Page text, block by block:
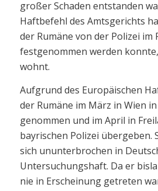
großer Schaden entstanden
Haftbefehl des Amtsgerichts
der Rumäne von der Polizei im
festgenommen werden
wohnt.
Aufgrund des Europäischen
der Rumäne im März in Wien
genommen und im April in
bayrischen Polizei übergeben.
sich ununterbrochen in
Untersuchungshaft. Da er
nie in Erscheinung getreten